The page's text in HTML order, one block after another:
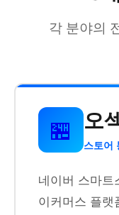
각 분야의
🏪 오
스토어
네이버 스마트
이커머스 플랫